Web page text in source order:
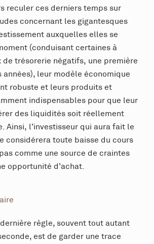
reculer ces derniers temps sur
concernant les gigantesques
auxquelles elles se
(conduisant certaines à
trésorerie négatifs, une première
années), leur modèle économique
robuste et leurs produits et
indispensables pour que leur
des liquidités soit réellement
Ainsi, l’investisseur qui aura fait le
considérera toute baisse du cours
comme une source de craintes
opportunité d’achat.
règle, souvent tout autant
est de garder une trace